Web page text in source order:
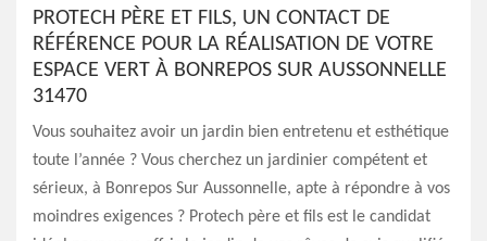
PROTECH PÈRE ET FILS, UN CONTACT DE
RÉFÉRENCE POUR LA RÉALISATION DE VOTRE
ESPACE VERT À BONREPOS SUR AUSSONNELLE
31470
Vous souhaitez avoir un jardin bien entretenu et esthétique
toute l’année ? Vous cherchez un jardinier compétent et
sérieux, à Bonrepos Sur Aussonnelle, apte à répondre à vos
moindres exigences ? Protech père et fils est le candidat